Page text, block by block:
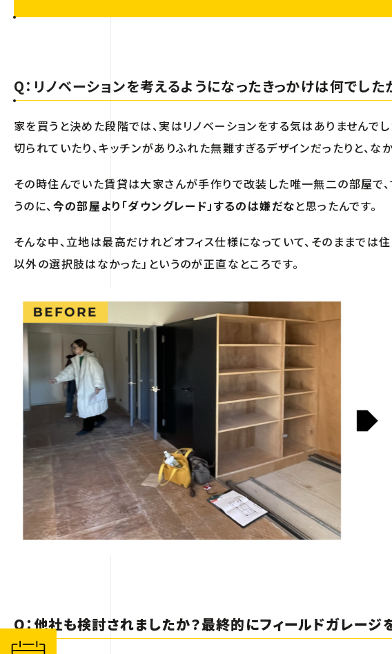
Q：リノベーションを考えるようになったきっかけは何でした
家を買うと決めた段階では、実はリノベーションをする気はありませんで
切られていたり、キッチンがありふれた無難すぎるデザインだったりと、
その時住んでいた賃貸は大家さんが手作りで改装した唯一無二の部屋で、
うのに、今の部屋より「ダウングレード」するのは嫌だなと思ったんです。
そんな中、立地は最高だけれどオフィス仕様になっていて、そのままでは
以外の選択肢はなかった」というのが正直なところです。
Q：他社も検討されましたか？最終的にフィールドガレージ